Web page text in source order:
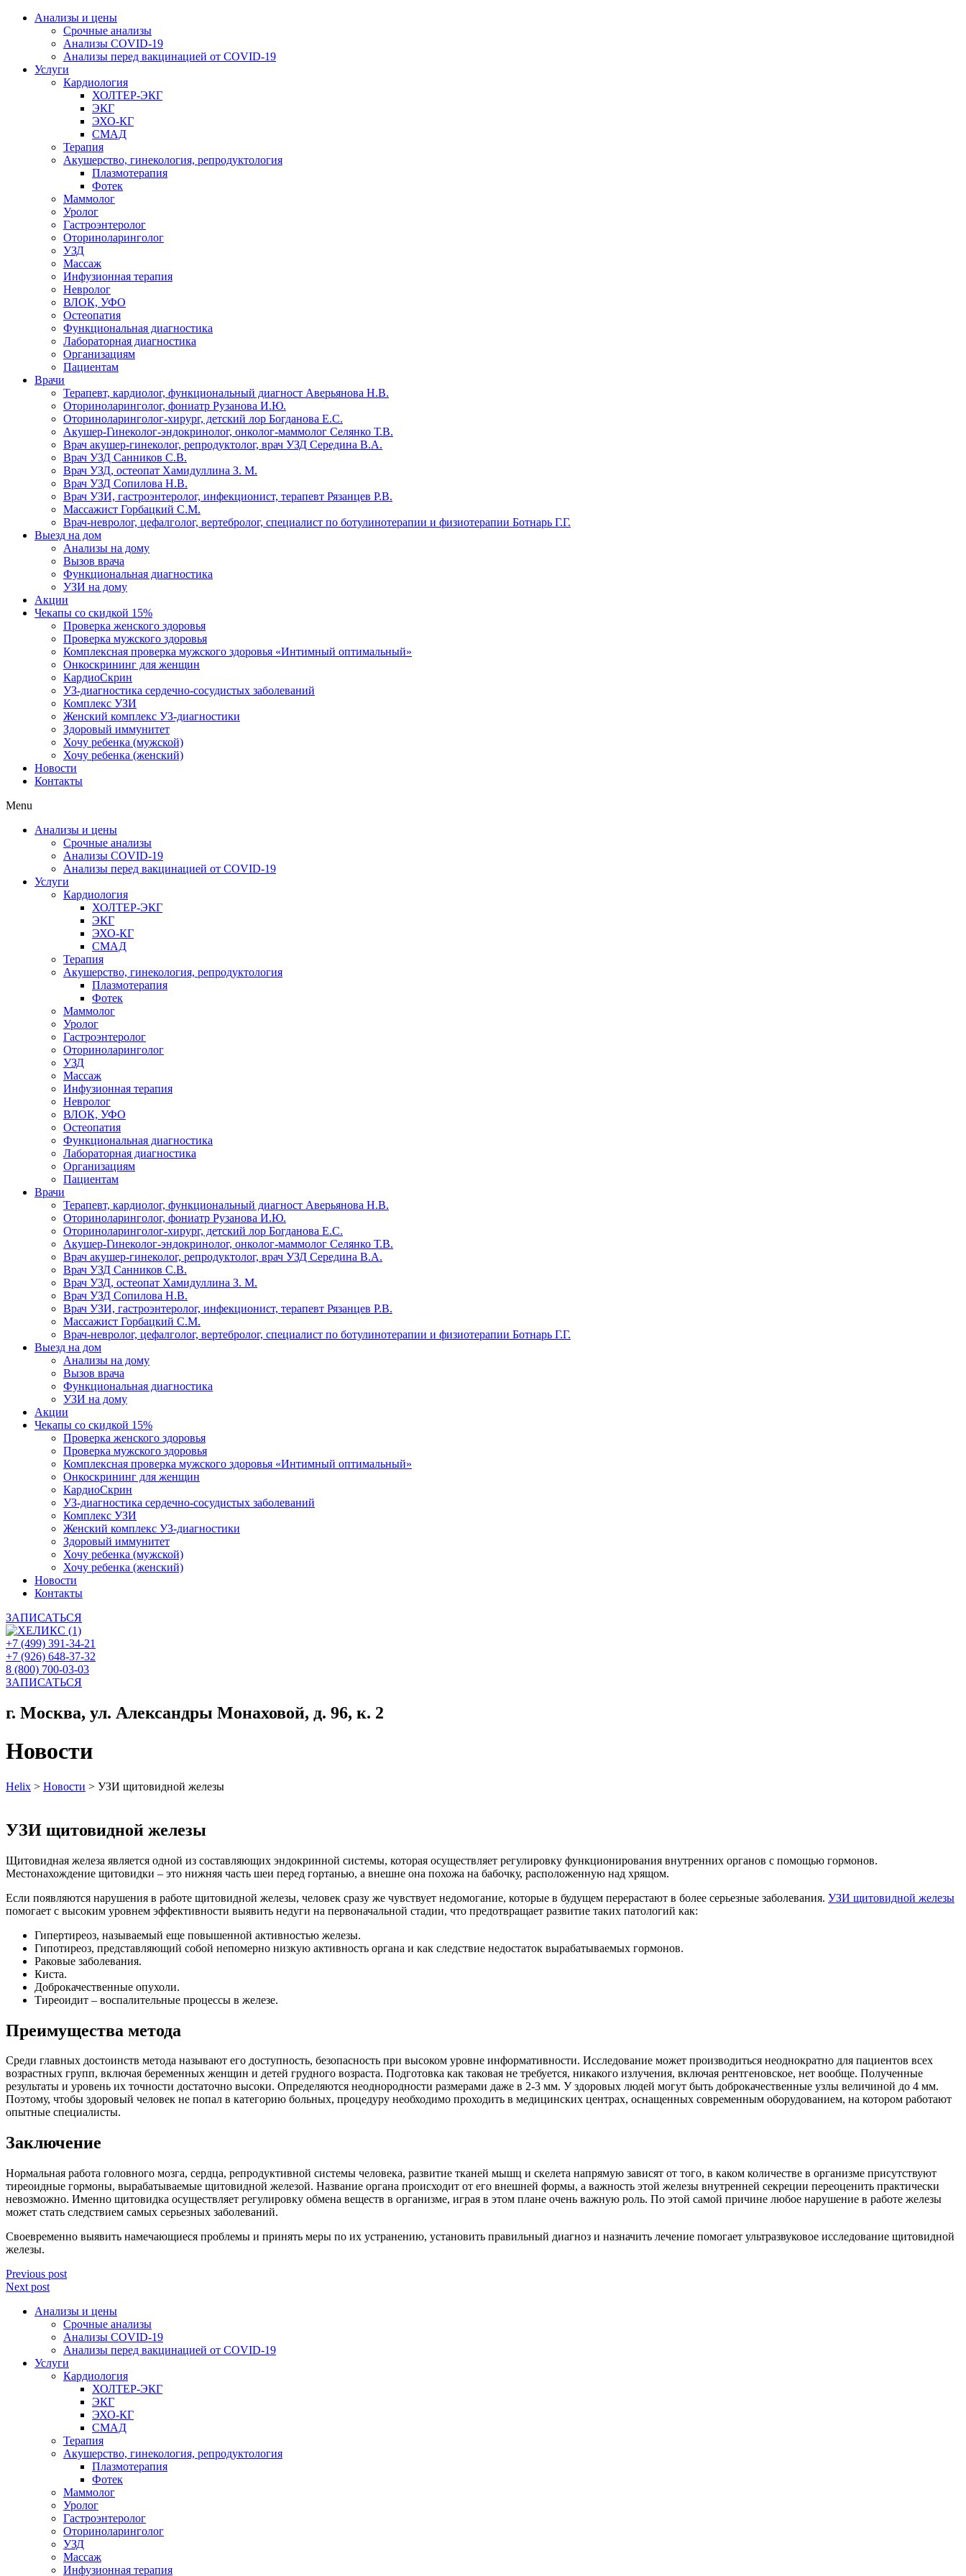
Анализы и цены
Срочные анализы
Анализы COVID-19
Анализы перед вакцинацией от COVID-19
Услуги
Кардиология
ХОЛТЕР-ЭКГ
ЭКГ
ЭХО-КГ
СМАД
Терапия
Акушерство, гинекология, репродуктология
Плазмотерапия
Фотек
Маммолог
Уролог
Гастроэнтеролог
Оториноларинголог
УЗД
Массаж
Инфузионная терапия
Невролог
ВЛОК, УФО
Остеопатия
Функциональная диагностика
Лабораторная диагностика
Организациям
Пациентам
Врачи
Терапевт, кардиолог, функциональный диагност Аверьянова Н.В.
Оториноларинголог, фониатр Рузанова И.Ю.
Оториноларинголог-хирург, детский лор Богданова Е.С.
Акушер-Гинеколог-эндокринолог, онколог-маммолог Селянко Т.В.
Врач акушер-гинеколог, репродуктолог, врач УЗД Середина В.А.
Врач УЗД Санников С.В.
Врач УЗД, остеопат Хамидуллина З. М.
Врач УЗД Сопилова Н.В.
Врач УЗИ, гастроэнтеролог, инфекционист, терапевт Рязанцев Р.В.
Массажист Горбацкий С.М.
Врач-невролог, цефалголог, вертебролог, специалист по ботулинотерапии и физиотерапии Ботнарь Г.Г.
Выезд на дом
Анализы на дому
Вызов врача
Функциональная диагностика
УЗИ на дому
Акции
Чекапы со скидкой 15%
Проверка женского здоровья
Проверка мужского здоровья
Комплексная проверка мужского здоровья «Интимный оптимальный»
Онкоcкрининг для женщин
КардиоСкрин
УЗ-диагностика сердечно-сосудистых заболеваний
Комплекс УЗИ
Женский комплекс УЗ-диагностики
Здоровый иммунитет
Хочу ребенка (мужской)
Хочу ребенка (женский)
Новости
Контакты
Menu
Анализы и цены
Срочные анализы
Анализы COVID-19
Анализы перед вакцинацией от COVID-19
Услуги
Кардиология
ХОЛТЕР-ЭКГ
ЭКГ
ЭХО-КГ
СМАД
Терапия
Акушерство, гинекология, репродуктология
Плазмотерапия
Фотек
Маммолог
Уролог
Гастроэнтеролог
Оториноларинголог
УЗД
Массаж
Инфузионная терапия
Невролог
ВЛОК, УФО
Остеопатия
Функциональная диагностика
Лабораторная диагностика
Организациям
Пациентам
Врачи
Терапевт, кардиолог, функциональный диагност Аверьянова Н.В.
Оториноларинголог, фониатр Рузанова И.Ю.
Оториноларинголог-хирург, детский лор Богданова Е.С.
Акушер-Гинеколог-эндокринолог, онколог-маммолог Селянко Т.В.
Врач акушер-гинеколог, репродуктолог, врач УЗД Середина В.А.
Врач УЗД Санников С.В.
Врач УЗД, остеопат Хамидуллина З. М.
Врач УЗД Сопилова Н.В.
Врач УЗИ, гастроэнтеролог, инфекционист, терапевт Рязанцев Р.В.
Массажист Горбацкий С.М.
Врач-невролог, цефалголог, вертебролог, специалист по ботулинотерапии и физиотерапии Ботнарь Г.Г.
Выезд на дом
Анализы на дому
Вызов врача
Функциональная диагностика
УЗИ на дому
Акции
Чекапы со скидкой 15%
Проверка женского здоровья
Проверка мужского здоровья
Комплексная проверка мужского здоровья «Интимный оптимальный»
Онкоcкрининг для женщин
КардиоСкрин
УЗ-диагностика сердечно-сосудистых заболеваний
Комплекс УЗИ
Женский комплекс УЗ-диагностики
Здоровый иммунитет
Хочу ребенка (мужской)
Хочу ребенка (женский)
Новости
Контакты
ЗАПИСАТЬСЯ
+7 (499) 391-34-21
+7 (926) 648-37-32
8 (800) 700-03-03
ЗАПИСАТЬСЯ
г. Москва, ул. Александры Монаховой, д. 96, к. 2
Новости
Helix > Новости > УЗИ щитовидной железы
УЗИ щитовидной железы
Щитовидная железа является одной из составляющих эндокринной системы, которая осуществляет регулировку функционирования внутренних органов с помощью гормонов.
Местонахождение щитовидки – это нижняя часть шеи перед гортанью, а внешне она похожа на бабочку, расположенную над хрящом.
Если появляются нарушения в работе щитовидной железы, человек сразу же чувствует недомогание, которые в будущем перерастают в более серьезные заболевания. УЗИ щитовидной железы
помогает с высоким уровнем эффективности выявить недуги на первоначальной стадии, что предотвращает развитие таких патологий как:
Гипертиреоз, называемый еще повышенной активностью железы.
Гипотиреоз, представляющий собой непомерно низкую активность органа и как следствие недостаток вырабатываемых гормонов.
Раковые заболевания.
Киста.
Доброкачественные опухоли.
Тиреоидит – воспалительные процессы в железе.
Преимущества метода
Среди главных достоинств метода называют его доступность, безопасность при высоком уровне информативности. Исследование может производиться неоднократно для пациентов всех
возрастных групп, включая беременных женщин и детей грудного возраста. Подготовка как таковая не требуется, никакого излучения, включая рентгеновское, нет вообще. Полученные
результаты и уровень их точности достаточно высоки. Определяются неоднородности размерами даже в 2-3 мм. У здоровых людей могут быть доброкачественные узлы величиной до 4 мм.
Поэтому, чтобы здоровый человек не попал в категорию больных, процедуру необходимо проходить в медицинских центрах, оснащенных современным оборудованием, на котором работают
опытные специалисты.
Заключение
Нормальная работа головного мозга, сердца, репродуктивной системы человека, развитие тканей мышц и скелета напрямую зависят от того, в каком количестве в организме присутствуют
тиреоидные гормоны, вырабатываемые щитовидной железой. Название органа происходит от его внешней формы, а важность этой железы внутренней секреции переоценить практически
невозможно. Именно щитовидка осуществляет регулировку обмена веществ в организме, играя в этом плане очень важную роль. По этой самой причине любое нарушение в работе железы
может стать следствием самых серьезных заболеваний.
Своевременно выявить намечающиеся проблемы и принять меры по их устранению, установить правильный диагноз и назначить лечение помогает ультразвуковое исследование щитовидной
железы.
Previous post
Next post
Анализы и цены
Срочные анализы
Анализы COVID-19
Анализы перед вакцинацией от COVID-19
Услуги
Кардиология
ХОЛТЕР-ЭКГ
ЭКГ
ЭХО-КГ
СМАД
Терапия
Акушерство, гинекология, репродуктология
Плазмотерапия
Фотек
Маммолог
Уролог
Гастроэнтеролог
Оториноларинголог
УЗД
Массаж
Инфузионная терапия